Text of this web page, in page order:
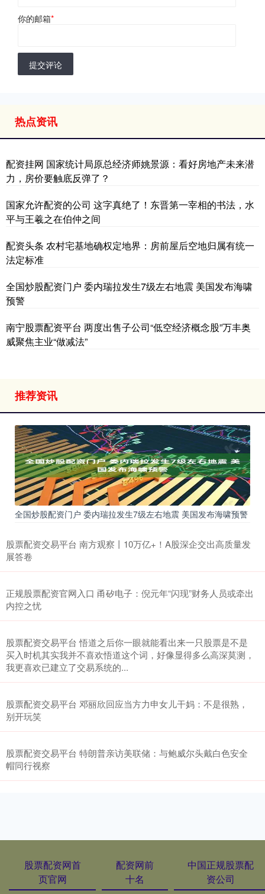
你的邮箱*
提交评论
热点资讯
配资挂网 国家统计局原总经济师姚景源：看好房地产未来潜
力，房价要触底反弹了？
国家允许配资的公司 这字真绝了！东晋第一宰相的书法，水
平与王羲之在伯仲之间
配资头条 农村宅基地确权定地界：房前屋后空地归属有统一
法定标准
全国炒股配资门户 委内瑞拉发生7级左右地震 美国发布海啸
预警
南宁股票配资平台 两度出售子公司“低空经济概念股”万丰奥
威聚焦主业“做减法”
推荐资讯
全国炒股配资门户 委内瑞拉发生7级左右地震 美国发布海啸预警
股票配资交易平台 南方观察丨10万亿+！A股深企交出高质量发
展答卷
正规股票配资官网入口 甬矽电子：倪元年“闪现”财务人员或牵出
内控之忧
股票配资交易平台 悟道之后你一眼就能看出来一只股票是不是
买入时机其实我并不喜欢悟道这个词，好像显得多么高深莫测，
我更喜欢已建立了交易系统的...
股票配资交易平台 邓丽欣回应当方力申女儿干妈：不是很熟，
别开玩笑
股票配资交易平台 特朗普亲访美联储：与鲍威尔头戴白色安全
帽同行视察
股票配资网首
页官网
配资网前
十名
中国正规股票配
资公司